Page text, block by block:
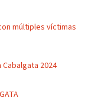
múltiples víctimas
2024